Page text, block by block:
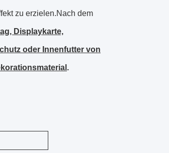
zu erzielen.Nach dem
Displaykarte,
oder Innenfutter von
.